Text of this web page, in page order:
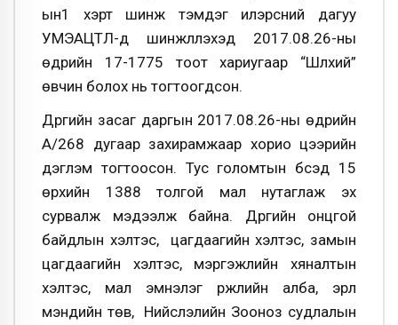
ын1 үхэрт шинж тэмдэг илэрсний дагуу
УМЭАЦТЛ-д шинжлүүлэхэд 2017.08.26-ны
өдрийн 17-1775 тоот хариугаар “Шүлхий”
өвчин болох нь тогтоогдсон.
Дүүргийн засаг даргын 2017.08.26-ны өдрийн
А/268 дугаар захирамжаар хорио цээрийн
дэглэм тогтоосон. Тус голомтын бүсэд 15
өрхийн 1388 толгой мал нутаглаж эх
сурвалж мэдээлж байна. Дүүргийн онцгой
байдлын хэлтэс, цагдаагийн хэлтэс, замын
цагдаагийн хэлтэс, мэргэжлийн хяналтын
хэлтэс, мал эмнэлэг үржлийн алба, эрүүл
мэндийн төв, Нийслэлийн Зооноз судлалын